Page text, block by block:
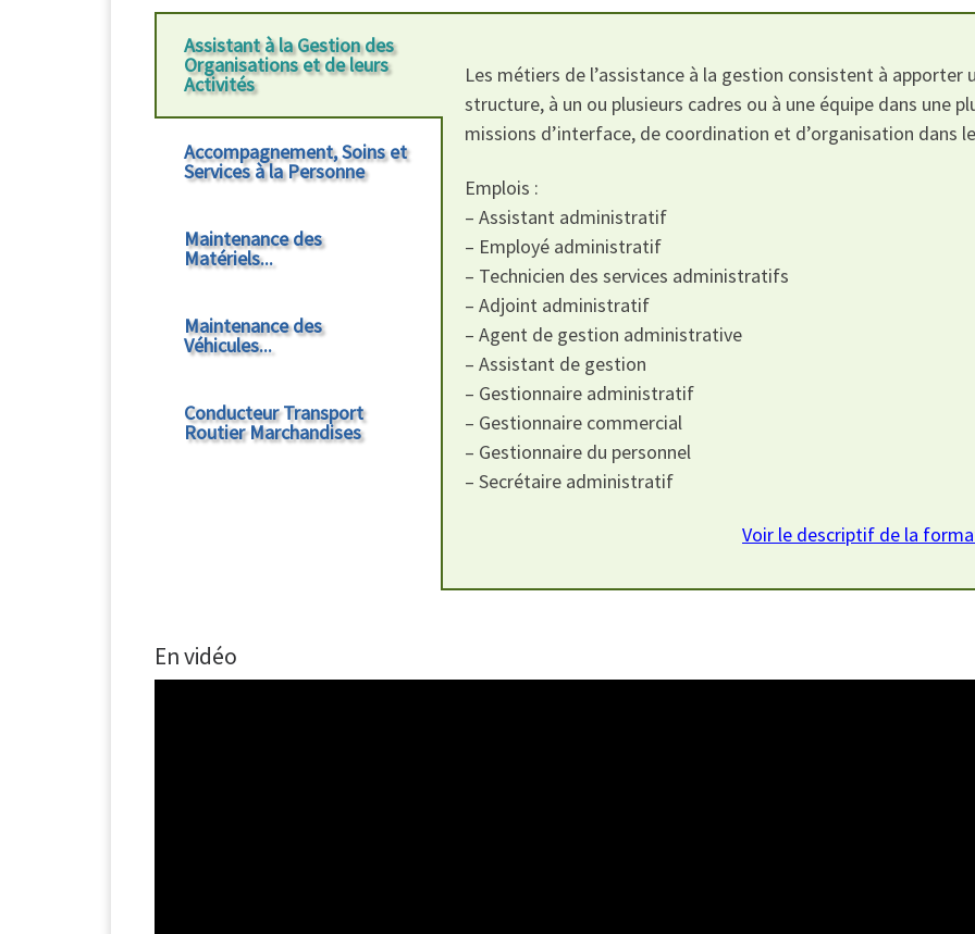
Assistant à la Gestion des
Organisations et de leurs
Activités
Accompagnement, Soins et
Services à la Personne
Maintenance des
Matériels...
Maintenance des
Véhicules...
Conducteur Transport
Routier Marchandises
Les métiers de l’assistance à la gestion consistent à
structure, à un ou plusieurs cadres ou à une équipe dans une
missions d’interface, de coordination et d’organisation dans
Emplois :
– Assistant administratif
– Employé administratif
– Technicien des services administratifs
– Adjoint administratif
– Agent de gestion administrative
– Assistant de gestion
– Gestionnaire administratif
– Gestionnaire commercial
– Gestionnaire du personnel
– Secrétaire administratif
Voir le descriptif de la
En vidéo